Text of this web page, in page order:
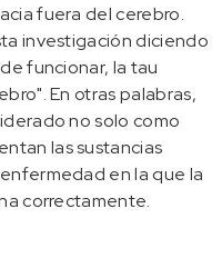
fuera del cerebro.
investigación diciendo
funcionar, la tau
En otras palabras,
no solo como
las sustancias
en la que la
correctamente.